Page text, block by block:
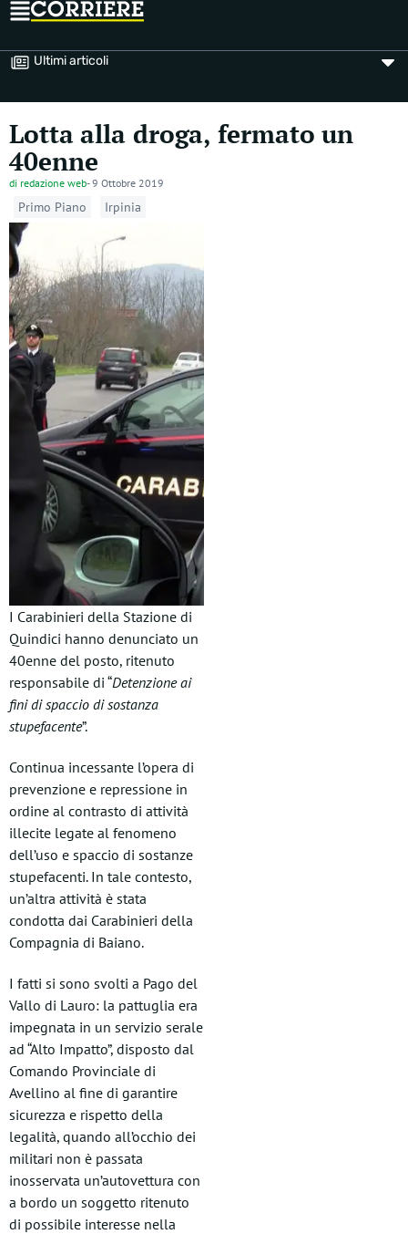
Ultimi articoli
Lotta alla droga, fermato un
40enne
di redazione web-9 Ottobre 2019
Primo Piano Irpinia
I Carabinieri della Stazione di
Quindici hanno denunciato un
40enne del posto, ritenuto
responsabile di “Detenzione ai
fini di spaccio di sostanza
stupefacente”.
Continua incessante l’opera di
prevenzione e repressione in
ordine al contrasto di attività
illecite legate al fenomeno
dell’uso e spaccio di sostanze
stupefacenti. In tale contesto,
un’altra attività è stata
condotta dai Carabinieri della
Compagnia di Baiano.
I fatti si sono svolti a Pago del
Vallo di Lauro: la pattuglia era
impegnata in un servizio serale
ad “Alto Impatto”, disposto dal
Comando Provinciale di
Avellino al fine di garantire
sicurezza e rispetto della
legalità, quando all’occhio dei
militari non è passata
inosservata un’autovettura con
a bordo un soggetto ritenuto
di possibile interesse nella